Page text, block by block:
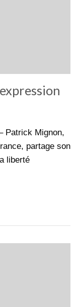
Patrick Mignon,
partage son
liberté